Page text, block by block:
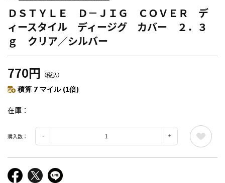
ＤＳＴＹＬＥ Ｄ－ＪＩＧ ＣＯＶＥＲ デ
ィースタイル ディージグ カバー ２．３
ｇ クリア／シルバー
770円 （税込）
積算 7 マイル (1倍)
在庫
購入数：